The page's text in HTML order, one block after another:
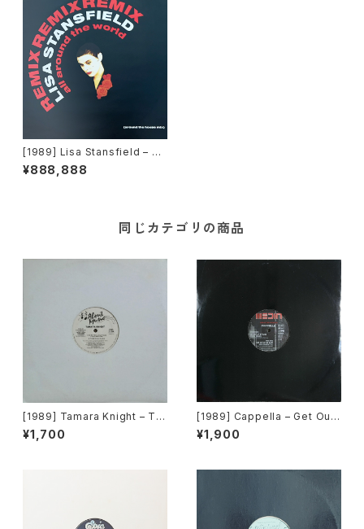
[1989] Lisa Stansfield – All
Around The World (Around
The House Mix) [Arista]
¥888,888
同じカテゴリの商品
[1989] Tamara Knight – To
Be Real [About Music]
¥1,700
[1989] Cappella – Get Out
Of My Case [Media Recor
ds]
¥1,900